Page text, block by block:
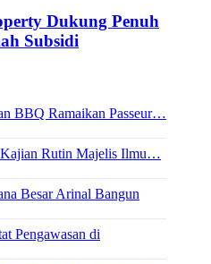
Dukung Penuh
Subsidi
BBQ Ramaikan Passeur…
Rutin Majelis Ilmu…
Besar Arinal Bangun
Pengawasan di